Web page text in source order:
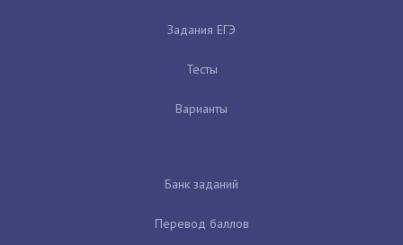
Задания ЕГЭ
Тесты
Варианты
Банк заданий
Перевод баллов